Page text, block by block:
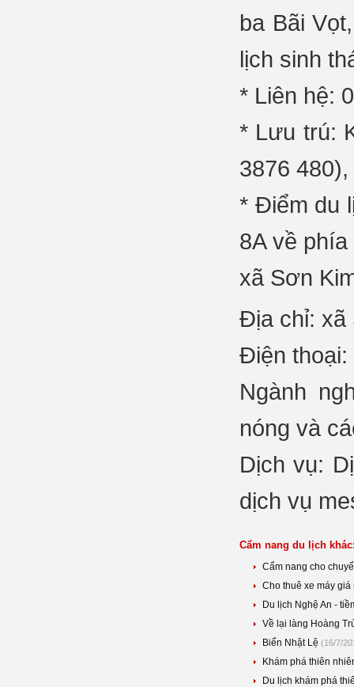
ba Bãi
lịch sinh
* Liên hệ:
* Lưu trú:
3876
* Điểm du
8A về
xã Sơn
Địa chỉ: xã
Điện thoại:
Ngành
nóng và
Dịch vụ:
dịch vụ
Cẩm nang du lịch
Cẩm nang cho
Cho thuê xe máy
Du lịch Nghệ An -
Về lại làng Hoàng
Biển Nhật Lệ (16/7/
Khám phá thiên
Du lịch khám phá